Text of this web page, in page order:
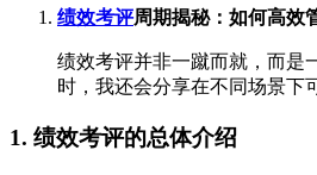
绩效考评周期揭秘：如何高效
绩效考评并非一蹴而就，而是
时，我还会分享在不同场景下
1. 绩效考评的总体介绍